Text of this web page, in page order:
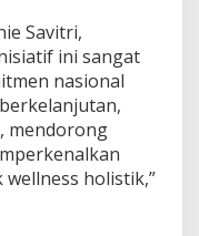
Savitri,
ini sangat
nasional
mendorong
holistik,”